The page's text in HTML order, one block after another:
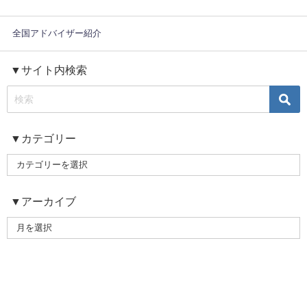
全国アドバイザー紹介
▼サイト内検索
▼カテゴリー
▼アーカイブ